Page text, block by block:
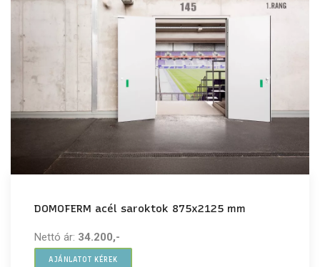
DOMOFERM acél saroktok 875x2125 mm
Nettó ár: 34.200,-
AJÁNLATOT KÉREK